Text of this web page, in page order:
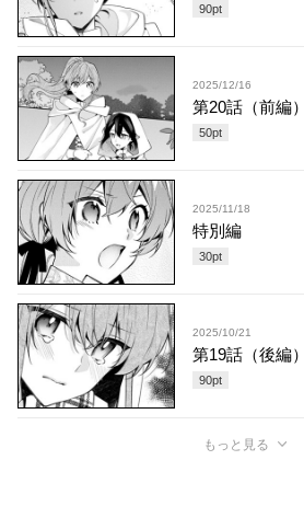
90pt
2025/12/16
第20話（前編
50pt
2025/11/18
特別編
30pt
2025/10/21
第19話（後編）
90pt
もっと見る